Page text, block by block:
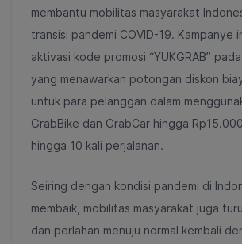
membantu mobilitas masyarakat
transisi pandemi COVID-19. Kampanye
aktivasi kode promosi “YUKGRAB”
yang menawarkan potongan diskon
untuk para pelanggan dalam
GrabBike dan GrabCar hingga
hingga 10 kali perjalanan.
Seiring dengan kondisi pandemi di
membaik, mobilitas masyarakat juga
dan perlahan menuju normal kembali